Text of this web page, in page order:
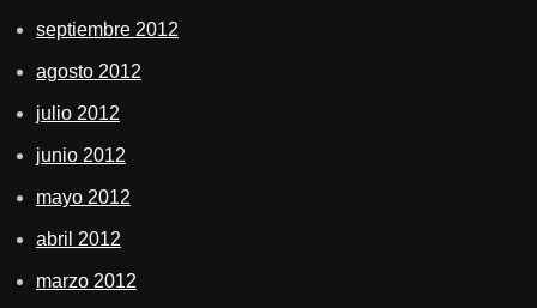
septiembre 2012
agosto 2012
julio 2012
junio 2012
mayo 2012
abril 2012
marzo 2012